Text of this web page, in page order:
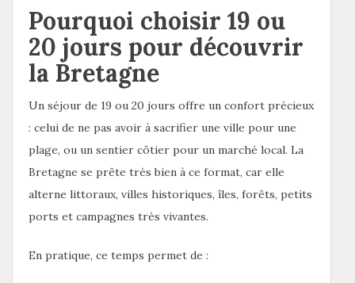
Pourquoi choisir 19 ou
20 jours pour découvrir
la Bretagne
Un séjour de 19 ou 20 jours offre un confort précieux
: celui de ne pas avoir à sacrifier une ville pour une
plage, ou un sentier côtier pour un marché local. La
Bretagne se prête très bien à ce format, car elle
alterne littoraux, villes historiques, îles, forêts, petits
ports et campagnes très vivantes.
En pratique, ce temps permet de :